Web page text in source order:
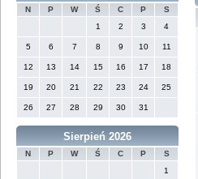
N P W Ś C P
S
1
2 3 4
5 6 7 8 9 10 11
12 13 14 15 16 17 18
19 20 21 22 23 24 25
26 27 28 29 30 31
Sierpień 2026
N P W Ś C P
S
1